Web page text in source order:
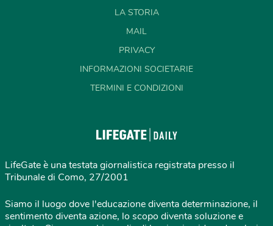
LA STORIA
MAIL
PRIVACY
INFORMAZIONI SOCIETARIE
TERMINI E CONDIZIONI
LifeGate è una testata giornalistica registrata presso il
Tribunale di Como, 27/2001
Siamo il luogo dove l'educazione diventa determinazione, il
sentimento diventa azione, lo scopo diventa soluzione e